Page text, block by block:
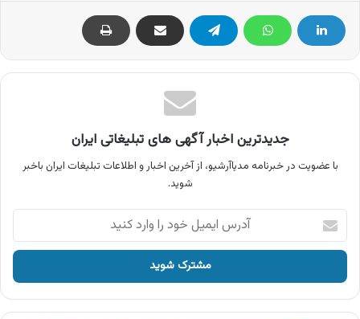
جدیدترین اخبار آگهی های تبلیغاتی ایران
با عضویت در خبرنامه مدیاآرشیو، از آخرین اخبار و اطلاعات تبلیغات ایران باخبر
شوید.
آدرس
ایمیل
خود
وارد
کنید